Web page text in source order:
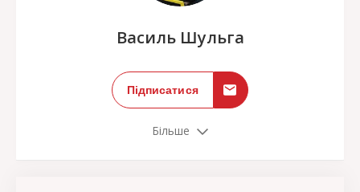
Василь Шульга
Підписатися
Більше